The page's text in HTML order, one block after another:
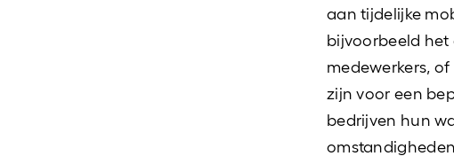
aan tijdelijke
bijvoorbeeld het
medewerkers,
zijn voor een
bedrijven hun